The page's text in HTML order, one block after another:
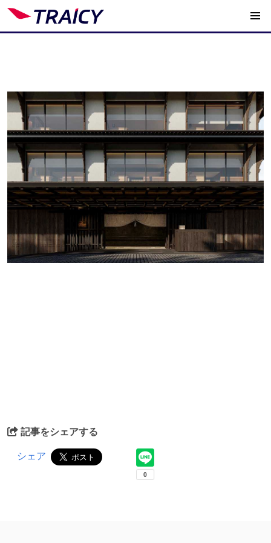
記事をシェアする
シェア